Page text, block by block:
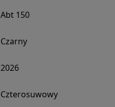
Abt 150
Czarny
2026
Czterosuwowy